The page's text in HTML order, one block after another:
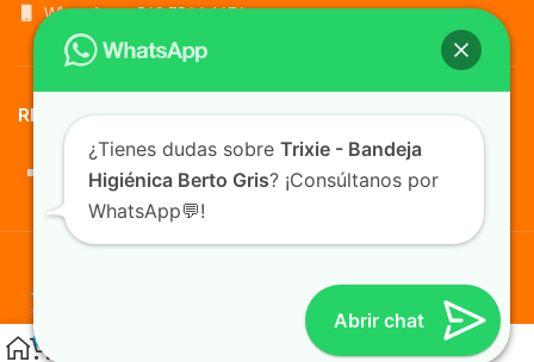
WhatsApp: +569 7564 4676
REDES SOCIALES
TusMascotas.cl
Abrir chat
¿Tienes dudas sobre Trixie - Bandeja
Higiénica Berto Gris? ¡Consúltanos por
WhatsApp💬!